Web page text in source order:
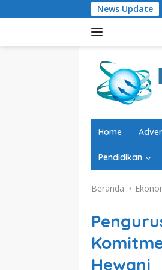
ke
News Update
YLPK PERARI
Home
Pendidikan
Beranda
Hewani